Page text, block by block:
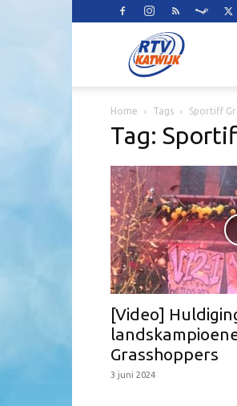
Katwijk
Home Tags Sportiff
Tag:
[Video]
Grasshoppers
3 juni 2024